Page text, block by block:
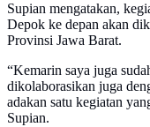
Supian mengatakan,
Depok ke depan akan
Provinsi Jawa Barat.
“Kemarin saya juga
dikolaborasikan juga
adakan satu kegiatan
Supian.